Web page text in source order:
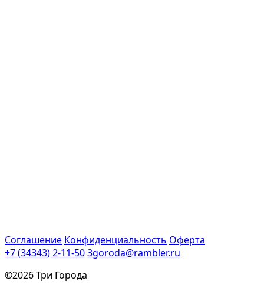
Соглашение Конфиденциальность Оферта
+7 (34343) 2-11-503goroda@rambler.ru
©2026 Три Города